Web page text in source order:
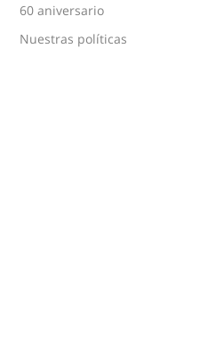
60 aniversario
Nuestras políticas